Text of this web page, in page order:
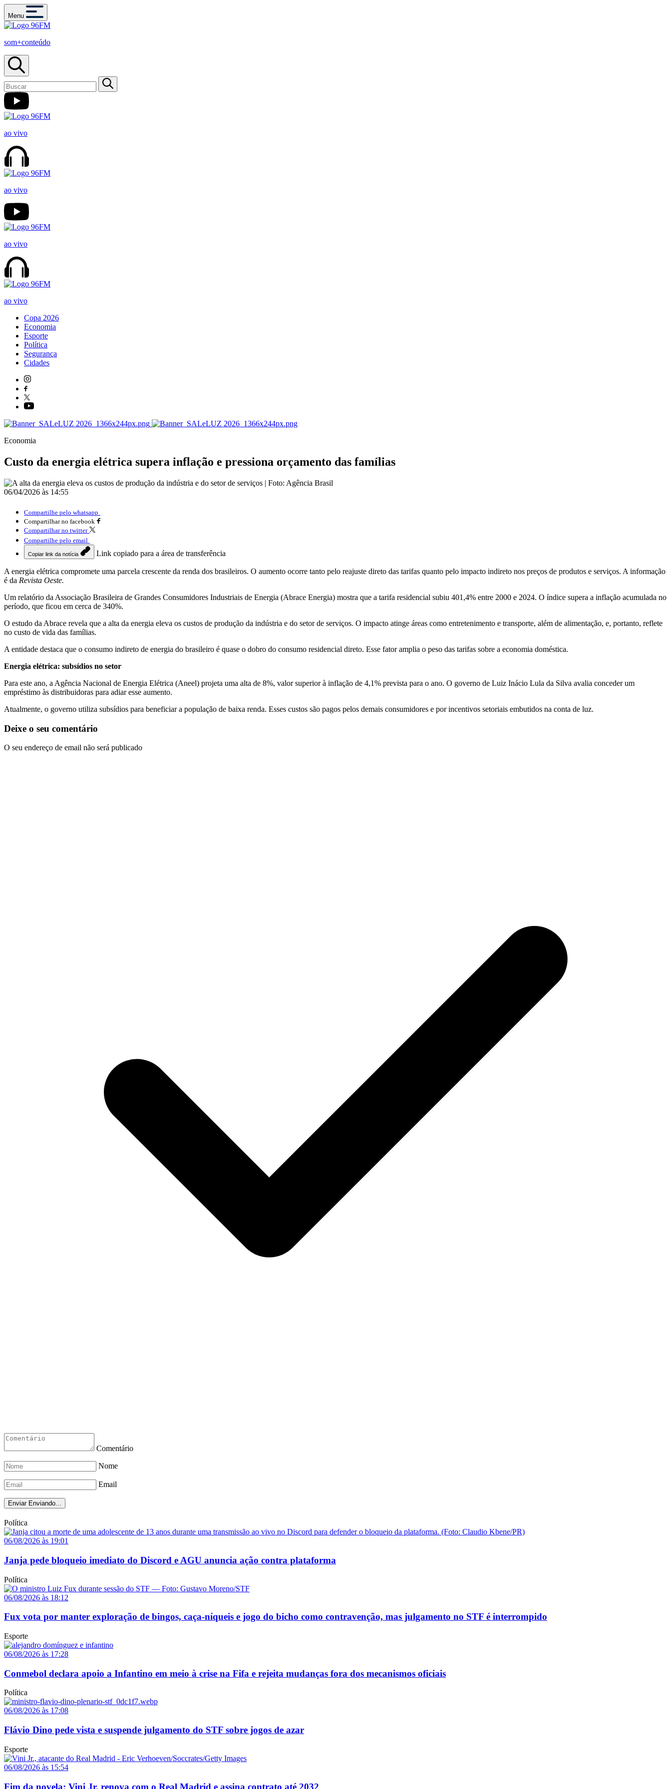
Menu
som+conteúdo
ao vivo
ao vivo
ao vivo
ao vivo
Copa 2026
Economia
Esporte
Política
Segurança
Cidades
Economia
Custo da energia elétrica supera inflação e pressiona orçamento das famílias
06/04/2026 às 14:55
Compartilhe pelo whatsapp
Compartilhar no facebook
Compartilhar no twitter
Compartilhe pelo email
Copiar link da notícia Link copiado para a área de transferência
A energia elétrica compromete uma parcela crescente da renda dos brasileiros. O aumento ocorre tanto pelo reajuste direto das tarifas quanto pelo impacto indireto nos preços de produtos e serviços. A informação
é da Revista Oeste.
Um relatório da Associação Brasileira de Grandes Consumidores Industriais de Energia (Abrace Energia) mostra que a tarifa residencial subiu 401,4% entre 2000 e 2024. O índice supera a inflação acumulada no
período, que ficou em cerca de 340%.
O estudo da Abrace revela que a alta da energia eleva os custos de produção da indústria e do setor de serviços. O impacto atinge áreas como entretenimento e transporte, além de alimentação, e, portanto, reflete
no custo de vida das famílias.
A entidade destaca que o consumo indireto de energia do brasileiro é quase o dobro do consumo residencial direto. Esse fator amplia o peso das tarifas sobre a economia doméstica.
Energia elétrica: subsídios no setor
Para este ano, a Agência Nacional de Energia Elétrica (Aneel) projeta uma alta de 8%, valor superior à inflação de 4,1% prevista para o ano. O governo de Luiz Inácio Lula da Silva avalia conceder um
empréstimo às distribuidoras para adiar esse aumento.
Atualmente, o governo utiliza subsídios para beneficiar a população de baixa renda. Esses custos são pagos pelos demais consumidores e por incentivos setoriais embutidos na conta de luz.
Deixe o seu comentário
O seu endereço de email não será publicado
Comentário
Nome
Email
Enviar Enviando...
Política
06/08/2026 às 19:01
Janja pede bloqueio imediato do Discord e AGU anuncia ação contra plataforma
Política
06/08/2026 às 18:12
Fux vota por manter exploração de bingos, caça-níqueis e jogo do bicho como contravenção, mas julgamento no STF é interrompido
Esporte
06/08/2026 às 17:28
Conmebol declara apoio a Infantino em meio à crise na Fifa e rejeita mudanças fora dos mecanismos oficiais
Política
06/08/2026 às 17:08
Flávio Dino pede vista e suspende julgamento do STF sobre jogos de azar
Esporte
06/08/2026 às 15:54
Fim da novela: Vini Jr. renova com o Real Madrid e assina contrato até 2032